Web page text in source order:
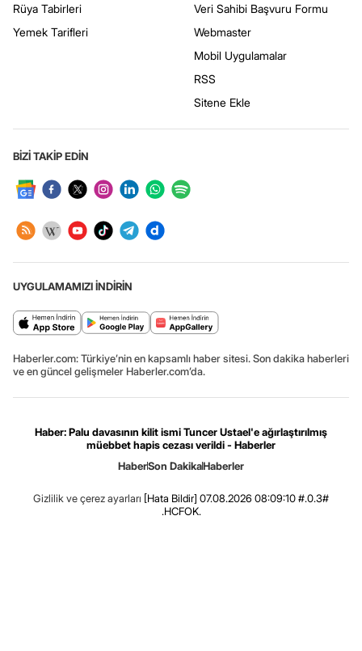
Rüya Tabirleri
Yemek Tarifleri
Veri Sahibi Başvuru Formu
Webmaster
Mobil Uygulamalar
RSS
Sitene Ekle
BİZİ TAKİP EDİN
UYGULAMAMIZI İNDİRİN
Haberler.com: Türkiye’nin en kapsamlı haber sitesi. Son dakika haberleri
ve en güncel gelişmeler Haberler.com’da.
Haber: Palu davasının kilit ismi Tuncer Ustael'e ağırlaştırılmış
müebbet hapis cezası verildi - Haberler
HaberSon DakikaHaberler
Gizlilik ve çerez ayarları [Hata Bildir] 07.08.2026 08:09:10 #.0.3#
.HCFOK.